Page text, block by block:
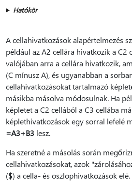
Hatókör
A cellahivatkozások alapértelmezés
például az A2 cellára hivatkozik a C2
valójában arra a cellára hivatkozik,
(C mínusz A), és ugyanabban a
cellahivatkozásokat tartalmazó
másikba másolva módosulnak. Ha
képletet a C2 cellából a C3 cellába
képlethivatkozások egy sorral lefelé
=A3+B3 lesz.
Ha szeretné a másolás során
cellahivatkozásokat, azok
($) a cella- és oszlophivatkozások